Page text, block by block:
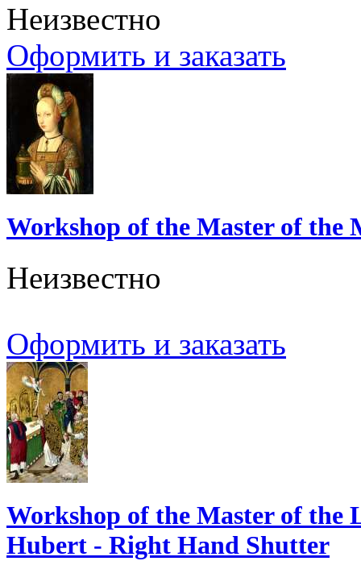
Неизвестно
Оформить и заказать
Workshop of the Master of the
Неизвестно
Оформить и заказать
Workshop of the Master of the
Hubert - Right Hand Shutter